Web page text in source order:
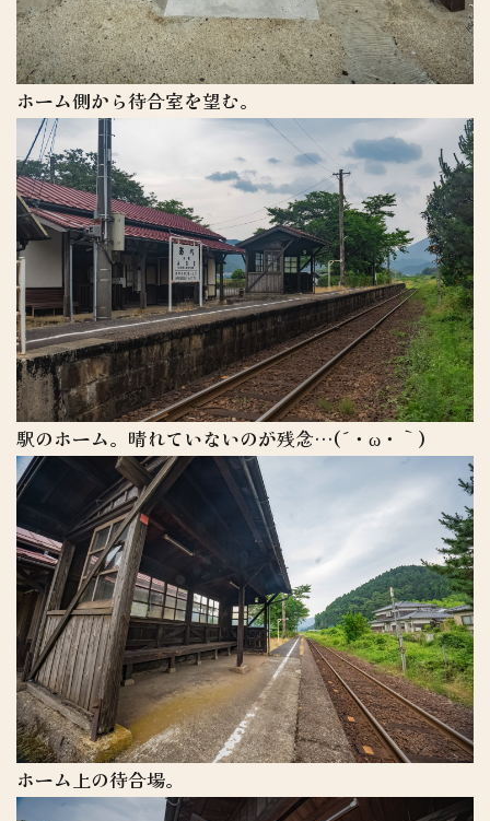
ホーム側から待合室を望む。
駅のホーム。晴れていないのが残念…(´・ω・｀)
ホーム上の待合場。